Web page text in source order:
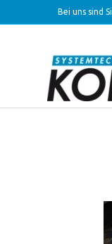
Bei uns sind